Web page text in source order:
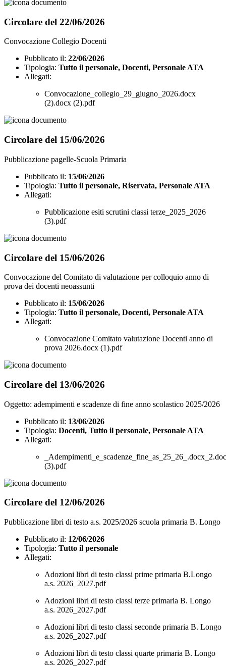
Circolare del 22/06/2026
Convocazione Collegio Docenti
Pubblicato il: 22/06/2026
Tipologia: Tutto il personale, Docenti, Personale ATA
Allegati:
Convocazione_collegio_29_giugno_2026.docx
(2).docx (2).pdf
Circolare del 15/06/2026
Pubblicazione pagelle-Scuola Primaria
Pubblicato il: 15/06/2026
Tipologia: Tutto il personale, Riservata, Personale ATA
Allegati:
Pubblicazione esiti scrutini classi terze_2025_2026
(3).pdf
Circolare del 15/06/2026
Convocazione del Comitato di valutazione per colloquio anno di
prova dei docenti neoassunti
Pubblicato il: 15/06/2026
Tipologia: Tutto il personale, Docenti, Personale ATA
Allegati:
Convocazione Comitato valutazione Docenti anno di
prova 2026.docx (1).pdf
Circolare del 13/06/2026
Oggetto: adempimenti e scadenze di fine anno scolastico 2025/2026
Pubblicato il: 13/06/2026
Tipologia: Docenti, Tutto il personale, Personale ATA
Allegati:
(3).pdf
Circolare del 12/06/2026
Pubblicazione libri di testo a.s. 2025/2026 scuola primaria B. Longo
Pubblicato il: 12/06/2026
Tipologia: Tutto il personale
Allegati:
Adozioni libri di testo classi prime primaria B.Longo
a.s. 2026_2027.pdf
Adozioni libri di testo classi terze primaria B. Longo
a.s. 2026_2027.pdf
Adozioni libri di testo classi seconde primaria B. Longo
a.s. 2026_2027.pdf
Adozioni libri di testo classi quarte primaria B. Longo
a.s. 2026_2027.pdf